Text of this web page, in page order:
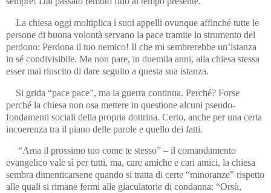
La chiesa oggi moltiplica i suoi appelli ovunque affinché tutte le
persone di buona volontà servano la pace tramite lo strumento del
perdono: Perdona il tuo nemico! Il che mi sembrerebbe un’istanza
in sé condivisibile. Ma non pare, in duemila anni, alla chiesa stessa
esser mai riuscito di dare seguito a questa sua istanza.
Si grida “pace pace”, ma la guerra continua. Perché? Forse
perché la chiesa non osa mettere in questione alcuni pseudo-
fondamenti sociali della propria dottrina. Certo, anche per una certa
incoerenza tra il piano delle parole e quello dei fatti.
“Ama il prossimo tuo come te stesso” – il comandamento
evangelico vale sì per tutti, ma, care amiche e cari amici, la chiesa
sembra dimenticarsene quando si tratta di certe “minoranze” rispetto
alle quali si rimane fermi alle giaculatorie di condanna: “Orsù,